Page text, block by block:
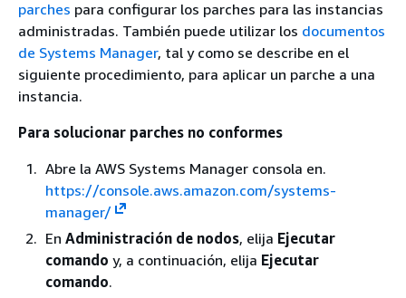
parches para configurar los parches para las instancias
administradas. También puede utilizar los documentos
de Systems Manager, tal y como se describe en el
siguiente procedimiento, para aplicar un parche a una
instancia.
Para solucionar parches no conformes
Abre la AWS Systems Manager consola en.
https://console.aws.amazon.com/systems-
manager/
En Administración de nodos, elija Ejecutar
comando y, a continuación, elija Ejecutar
comando.